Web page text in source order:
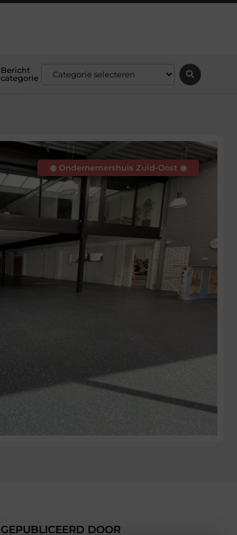
Bericht
categorie
◉ Ondernemershuis Zuid-Oost ◉
GEPUBLICEERD DOOR